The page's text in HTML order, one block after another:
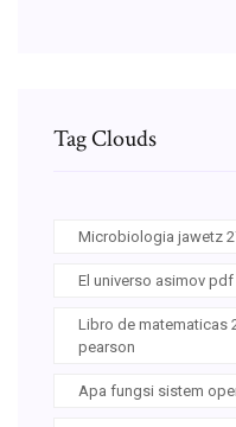
Tag Clouds
Microbiologia jawetz
El universo asimov pdf
Libro de matematicas
pearson
Apa fungsi sistem